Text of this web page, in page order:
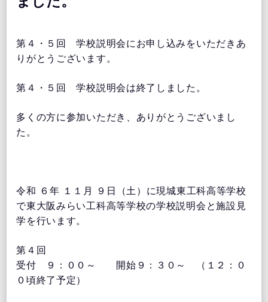
第４・５回 学校説明会にお申し込みをいただきあ
りがとうございます。
第４・５回 学校説明会は終了しました。
多くの方に参加いただき、ありがとうございまし
た。
令和 ６年 １１月 ９日（土）に現城東工科高等学校
で東大阪みらい工科高等学校の学校説明会と施設見
学を行います。
第４回
受付 ９：００～ 開始９：３０～ （１２：０
０頃終了予定）